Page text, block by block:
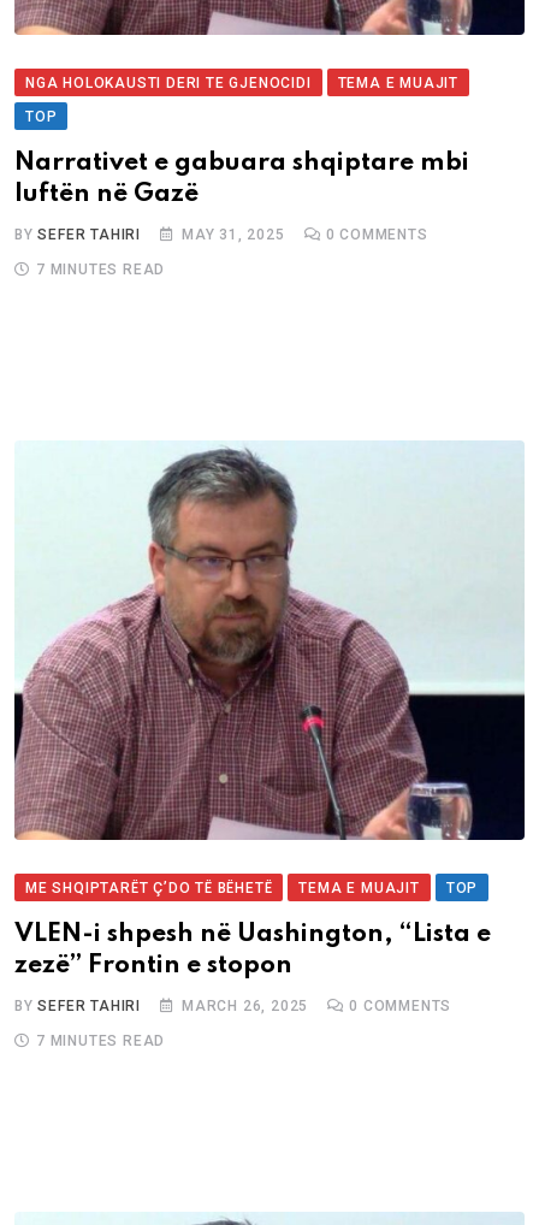
NGA HOLOKAUSTI DERI TE GJENOCIDI
TEMA E MUAJIT
TOP
Narrativet e gabuara shqiptare mbi
luftën në Gazë
BYSEFER TAHIRI MAY 31, 2025 0 COMMENTS
7 MINUTES READ
ME SHQIPTARËT Ç’DO TË BËHETË TEMA E MUAJIT TOP
VLEN-i shpesh në Uashington, “Lista e
zezë” Frontin e stopon
BYSEFER TAHIRI MARCH 26, 2025 0 COMMENTS
7 MINUTES READ